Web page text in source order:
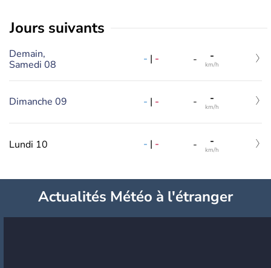
jours suivants
Demain,
Samedi 08
- | - - -
km/h
Dimanche 09 - | - - -
km/h
Lundi 10 - | - - -
km/h
Actualités Météo à l'étranger